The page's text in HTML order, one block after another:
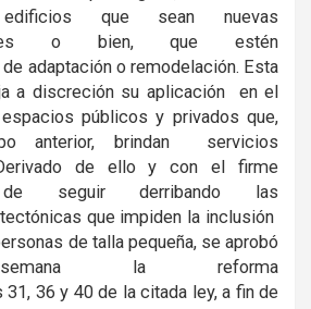
que sean nuevas
o bien, que estén
adaptación o remodelación. Esta
a discreción su aplicación en el
públicos y privados que,
anterior, brindan servicios
de ello y con el firme
seguir derribando las
que impiden la inclusión
de talla pequeña, se aprobó
la reforma
36 y 40 de la citada ley, a fin de